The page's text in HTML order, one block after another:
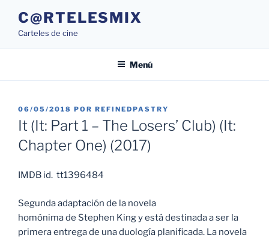
contenido
C@RTELESMIX
Carteles de cine
Menú
PUBLICADO
EL
06/05/2018 POR REFINEDPASTRY
It (It: Part 1 – The Losers’ Club) (It:
Chapter One) (2017)
IMDB id. tt1396484
Segunda adaptación de la novela
homónima de Stephen King y está destinada a ser la
primera entrega de una duología planificada. La novela